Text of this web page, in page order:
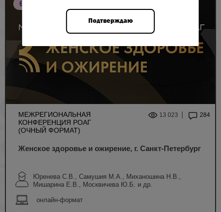
6 НМО
МЕЖРЕГИОНАЛЬНАЯ
КОНФЕРЕНЦИЯ РОАГ
(ОЧНЫЙ ФОРМАТ)
13 023 284
Женское здоровье и ожирение, г. Санкт-Петербург
Юренева С.В., Самушия М.А., Миханошина Н.В.,
Мишарина Е.В., Москвичева Ю.Б. и др.
онлайн-формат
Подтверждаю